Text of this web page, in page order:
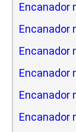
Encanador
Encanador
Encanador
Encanador
Encanador
Encanador